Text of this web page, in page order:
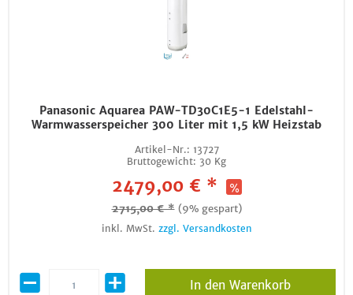
Panasonic Aquarea PAW-TD30C1E5-1 Edelstahl-
Warmwasserspeicher 300 Liter mit 1,5 kW Heizstab
Artikel-Nr.: 13727
Bruttogewicht: 30 Kg
2479,00 € *
2715,00 € * (9% gespart)
inkl. MwSt. zzgl. Versandkosten
In den Warenkorb